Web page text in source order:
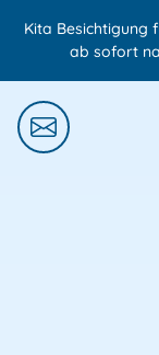
Kita Besichtigung
ab sofort